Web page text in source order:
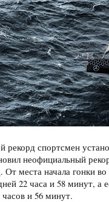
рекорд спортсмен
неофициальный
От места начала гонки
22 часа и 58 минут, а
и 56 минут.